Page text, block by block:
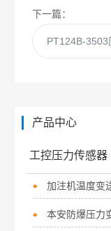
下一篇：
PT124B-3503
产品中心
工控压力传感器
加注机温度变
本安防爆压力